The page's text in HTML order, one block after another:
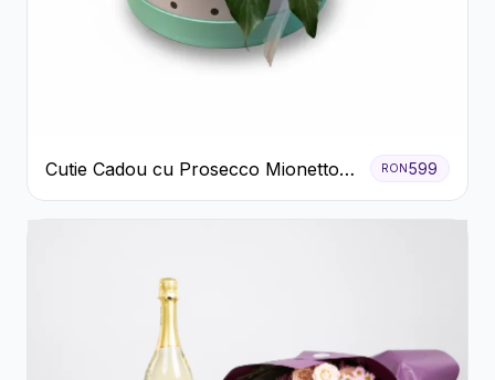
Cutie Cadou cu Prosecco Mionetto
Ferrero Rocher și Flori Pastelate
RON 599